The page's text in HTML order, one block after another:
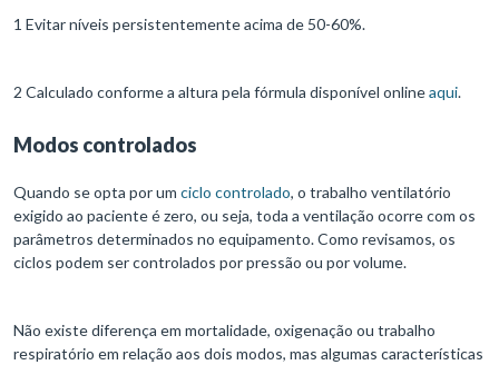
1 Evitar níveis persistentemente acima de 50-60%.
2 Calculado conforme a altura pela fórmula disponível onlineaqui.
Modos controlados
Quando se opta por um ciclo controlado, o trabalho ventilatório
exigido ao paciente é zero, ou seja, toda a ventilação ocorre com os
parâmetros determinados no equipamento. Como revisamos, os
ciclos podem ser controlados por pressão ou por volume.
Não existe diferença em mortalidade, oxigenação ou trabalho
respiratório em relação aos dois modos, mas algumas características